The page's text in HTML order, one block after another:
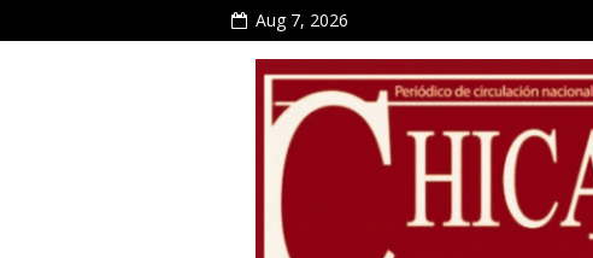
Aug 7, 2026